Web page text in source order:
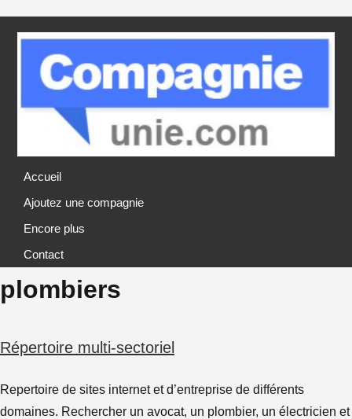
Accueil
Ajoutez une compagnie
Encore plus
Contact
plombiers
Répertoire multi-sectoriel
Repertoire de sites internet et d’entreprise de différents
domaines. Rechercher un avocat, un plombier, un électricien et